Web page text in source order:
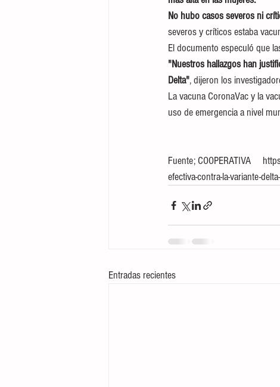
No hubo casos severos ni
severos y críticos estaba
El documento especuló que
"Nuestros hallazgos han
Delta", dijeron los
La vacuna CoronaVac y la
uso de emergencia a nivel
Fuente; COOPERATIVA
efectiva-contra-la-variante-
Entradas recientes